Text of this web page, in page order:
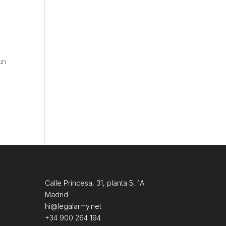
Calle Princesa, 31, planta 5, 1A.
Madrid
hi@legalarmy.net
+34 900 264 194